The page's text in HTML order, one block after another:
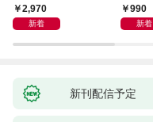
2,970
新着
990
新着
新刊配信予定